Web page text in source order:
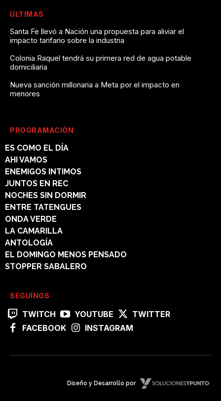
ÚLTIMAS
Santa Fe llevó a Nación una propuesta para aliviar el
impacto tarifario sobre la industria
Colonia Raquel tendrá su primera red de agua potable
domiciliaria
Nueva sanción millonaria a Meta por el impacto en
menores
PROGRAMACIÓN
ES COMO EL DÍA
AHI VAMOS
ENEMIGOS INTIMOS
JUNTOS EN REC
NOCHES SIN DORMIR
ENTRE TATENGUES
ONDA VERDE
LA CAMARILLA
ANTOLOGÍA
EL DOMINGO MENOS PENSADO
STOPPER SABALERO
SEGUÍNOS
TWITCH YOUTUBE
TWITTER
FACEBOOK
INSTAGRAM
Diseño y Desarrollo por